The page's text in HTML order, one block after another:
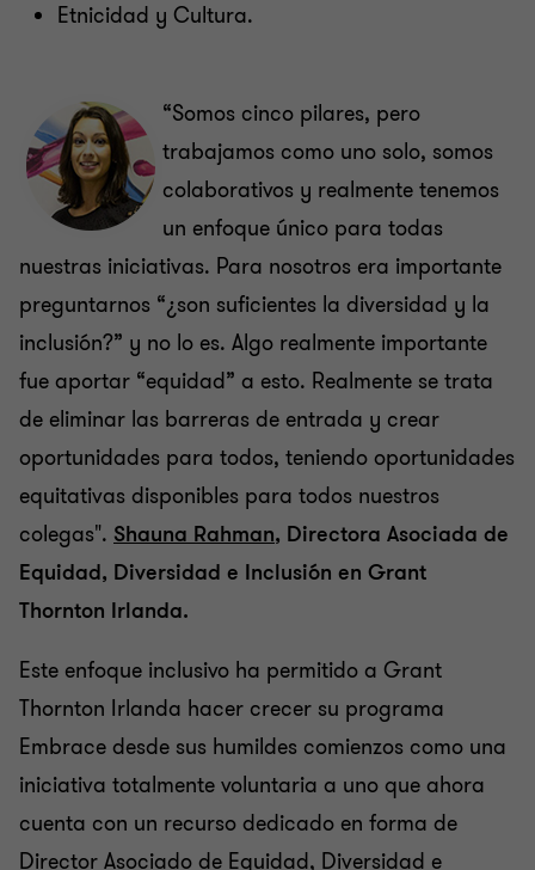
Etnicidad y Cultura.
“Somos cinco pilares, pero
trabajamos como uno solo, somos
colaborativos y realmente tenemos
un enfoque único para todas
nuestras iniciativas. Para nosotros era importante
preguntarnos “¿son suficientes la diversidad y la
inclusión?” y no lo es. Algo realmente importante
fue aportar “equidad” a esto. Realmente se trata
de eliminar las barreras de entrada y crear
oportunidades para todos, teniendo oportunidades
equitativas disponibles para todos nuestros
colegas". Shauna Rahman, Directora Asociada de
Equidad, Diversidad e Inclusión en Grant
Thornton Irlanda.
Este enfoque inclusivo ha permitido a Grant
Thornton Irlanda hacer crecer su programa
Embrace desde sus humildes comienzos como una
iniciativa totalmente voluntaria a uno que ahora
cuenta con un recurso dedicado en forma de
Director Asociado de Equidad, Diversidad e